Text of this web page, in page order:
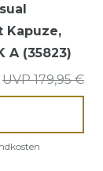
Kapuze,
A (35823)
UVP 179,95 €